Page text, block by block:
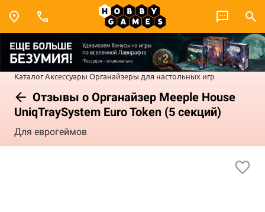
КаталогАксессуары Органайзеры для настольных игр
Отзывы о Органайзер Meeple House
UniqTraySystem Euro Token (5 секций)
Для еврогеймов